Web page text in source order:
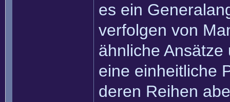
es ein
verfolgen von
ähnliche
eine einheitliche
deren Reihen